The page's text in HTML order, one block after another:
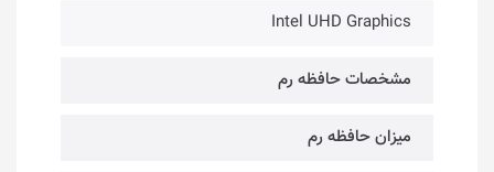
Intel UHD Graphics
مشخصات حافظه رم
میزان حافظه رم